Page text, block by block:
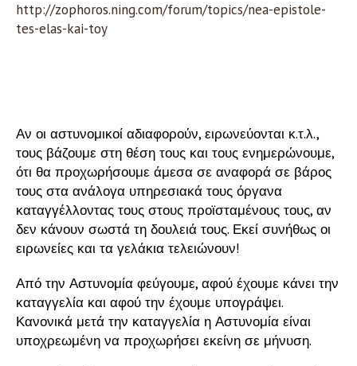
http://zophoros.ning.com/forum/topics/nea-epistole-
tes-elas-kai-toy
Αν οι αστυνομικοί αδιαφορούν, ειρωνεύονται κ.τ.λ.,
τους βάζουμε στη θέση τους και τους ενημερώνουμε,
ότι θα προχωρήσουμε άμεσα σε αναφορά σε βάρος
τους στα ανάλογα υπηρεσιακά τους όργανα
καταγγέλλοντας τους στους προϊσταμένους τους, αν
δεν κάνουν σωστά τη δουλειά τους. Εκεί συνήθως οι
ειρωνείες και τα γελάκια τελειώνουν!
Από την Αστυνομία φεύγουμε, αφού έχουμε κάνει την
καταγγελία και αφού την έχουμε υπογράψει.
Κανονικά μετά την καταγγελία η Αστυνομία είναι
υποχρεωμένη να προχωρήσει εκείνη σε μήνυση.